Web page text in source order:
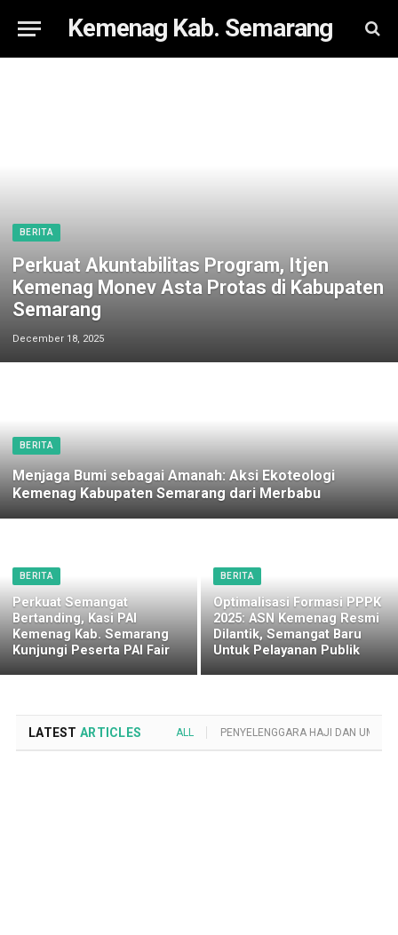
Kemenag Kab. Semarang
BERITA
Perkuat Akuntabilitas Program, Itjen
Kemenag Monev Asta Protas di Kabupaten
Semarang
December 18, 2025
BERITA
Menjaga Bumi sebagai Amanah: Aksi Ekoteologi
Kemenag Kabupaten Semarang dari Merbabu
BERITA
Perkuat Semangat
Bertanding, Kasi PAI
Kemenag Kab. Semarang
Kunjungi Peserta PAI Fair
BERITA
Optimalisasi Formasi PPPK
2025: ASN Kemenag Resmi
Dilantik, Semangat Baru
Untuk Pelayanan Publik
LATEST ARTICLES ALL PENYELENGGARA HAJI DAN UMROH